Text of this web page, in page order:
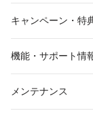
キャンペーン・特
機能・サポート情
メンテナンス